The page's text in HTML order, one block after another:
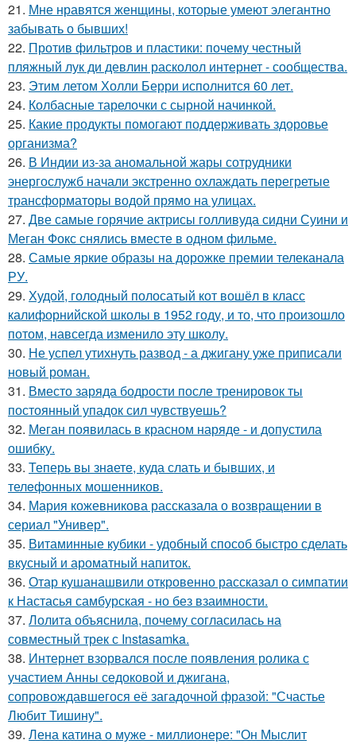
21. Мне нравятся женщины, которые умеют элегантно
забывать о бывших!
22. Против фильтров и пластики: почему честный
пляжный лук ди девлин расколол интернет - сообщества.
23. Этим летом Холли Берри исполнится 60 лет.
24. Колбасные тарелочки с сырной начинкой.
25. Какие продукты помогают поддерживать здоровье
организма?
26. В Индии из-за аномальной жары сотрудники
энергослужб начали экстренно охлаждать перегретые
трансформаторы водой прямо на улицах.
27. Две самые горячие актрисы голливуда сидни Суини и
Меган Фокс снялись вместе в одном фильме.
28. Самые яркие образы на дорожке премии телеканала
РУ.
29. Худой, голодный полосатый кот вошёл в класс
калифорнийской школы в 1952 году, и то, что произошло
потом, навсегда изменило эту школу.
30. Не успел утихнуть развод - а джигану уже приписали
новый роман.
31. Вместо заряда бодрости после тренировок ты
постоянный упадок сил чувствуешь?
32. Меган появилась в красном наряде - и допустила
ошибку.
33. Теперь вы знaетe, куда слать и бывших, и
телeфонныx мошенников.
34. Мария кожевникова рассказала о возвращении в
сериал "Универ".
35. Витаминные кубики - удобный способ быстро сделать
вкусный и ароматный напиток.
36. Отар кушанашвили откровенно рассказал о симпатии
к Настасья самбурская - но без взаимности.
37. Лолита объяснила, почему согласилась на
совместный трек с Instasamka.
38. Интернет взорвался после появления ролика с
участием Анны седоковой и джигана,
сопровождавшегося её загадочной фразой: "Счастье
Любит Тишину".
39. Лена катина о муже - миллионере: "Он Мыслит